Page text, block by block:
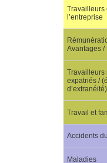
Travailleurs
l’entreprise
Avantages /
Travailleurs
expatriés /
d’extranéité)
Travail et
Accidents
Maladies